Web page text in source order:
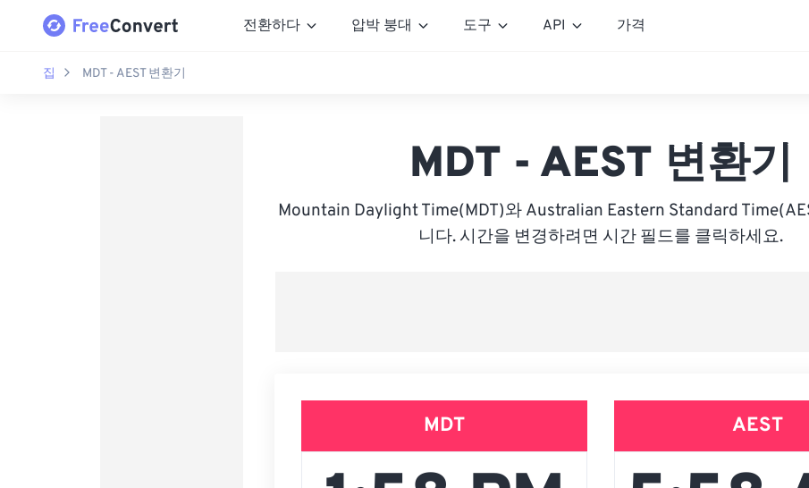
전환하다 압박 붕대 도구 API 가격
집 MDT - AEST 변환기
MDT - AEST 변환기
Mountain Daylight Time(MDT)와 Australian Eastern Standard
니다. 시간을 변경하려면 시간 필드를 클릭하세요.
MDT AEST